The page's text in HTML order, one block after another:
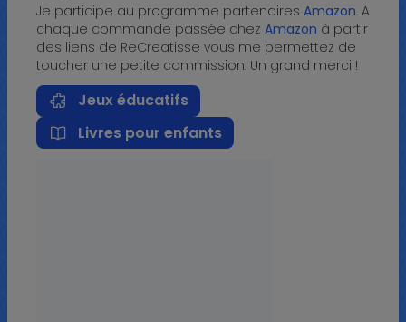
Je participe au programme partenaires Amazon. A
chaque commande passée chez Amazon à partir
des liens de ReCreatisse vous me permettez de
toucher une petite commission. Un grand merci !
Jeux éducatifs
Livres pour enfants